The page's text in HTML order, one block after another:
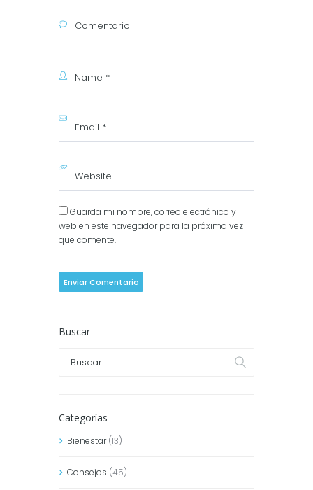
Guarda mi nombre, correo electrónico y
web en este navegador para la próxima vez
que comente.
Buscar
Categorías
Bienestar(13)
Consejos (45)